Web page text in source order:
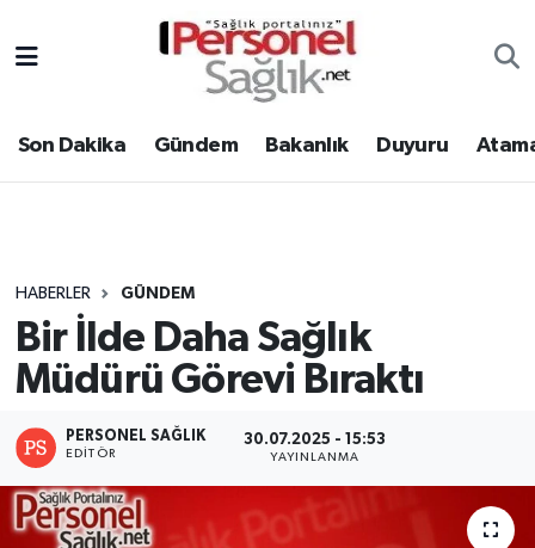
Son Dakika Gündem Bakanlık Duyuru
HABERLER GÜNDEM
Bir İlde Daha Sağlık
Müdürü Görevi Bıraktı
PERSONEL SAĞLIK
EDITÖR
30.07.2025 - 15:53
YAYINLANMA
Gündem
Atamalar
Mevzuat
Sendika
Kpss - Sınav
Nöbetçi Eczaneler
Hava Durumu
Tüm Manşetler
Son Dakika Haberleri
Haber Arşivi